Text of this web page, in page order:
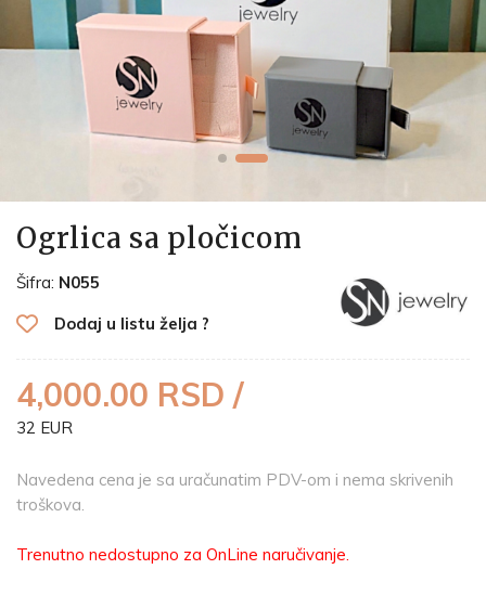
Ogrlica sa pločicom
Šifra: N055
Dodaj u listu želja ?
4,000.00 RSD /
32 EUR
Navedena cena je sa uračunatim PDV-om i nema skrivenih
troškova.
Trenutno nedostupno za OnLine naručivanje.